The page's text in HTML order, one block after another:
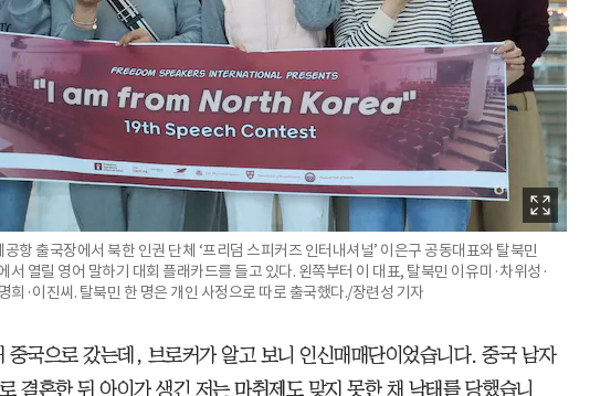
항 출국장에서 북한 인권 단체 ‘프리덤 스피커즈 인터내셔널’ 이은구 공동대표와 탈북민
서 열릴 영어 말하기 대회 플래카드를 들고 있다. 왼쪽부터 이 대표, 탈북민 이유미·차위성·
희·이진씨. 탈북민 한 명은 개인 사정으로 따로 출국했다./장련성 기자
중국으로 갔는데, 브로커가 알고 보니 인신매매단이었습니다. 중국 남자
결혼한 뒤 아이가 생긴 저는 마취제도 맞지 못한 채 낙태를 당했습니